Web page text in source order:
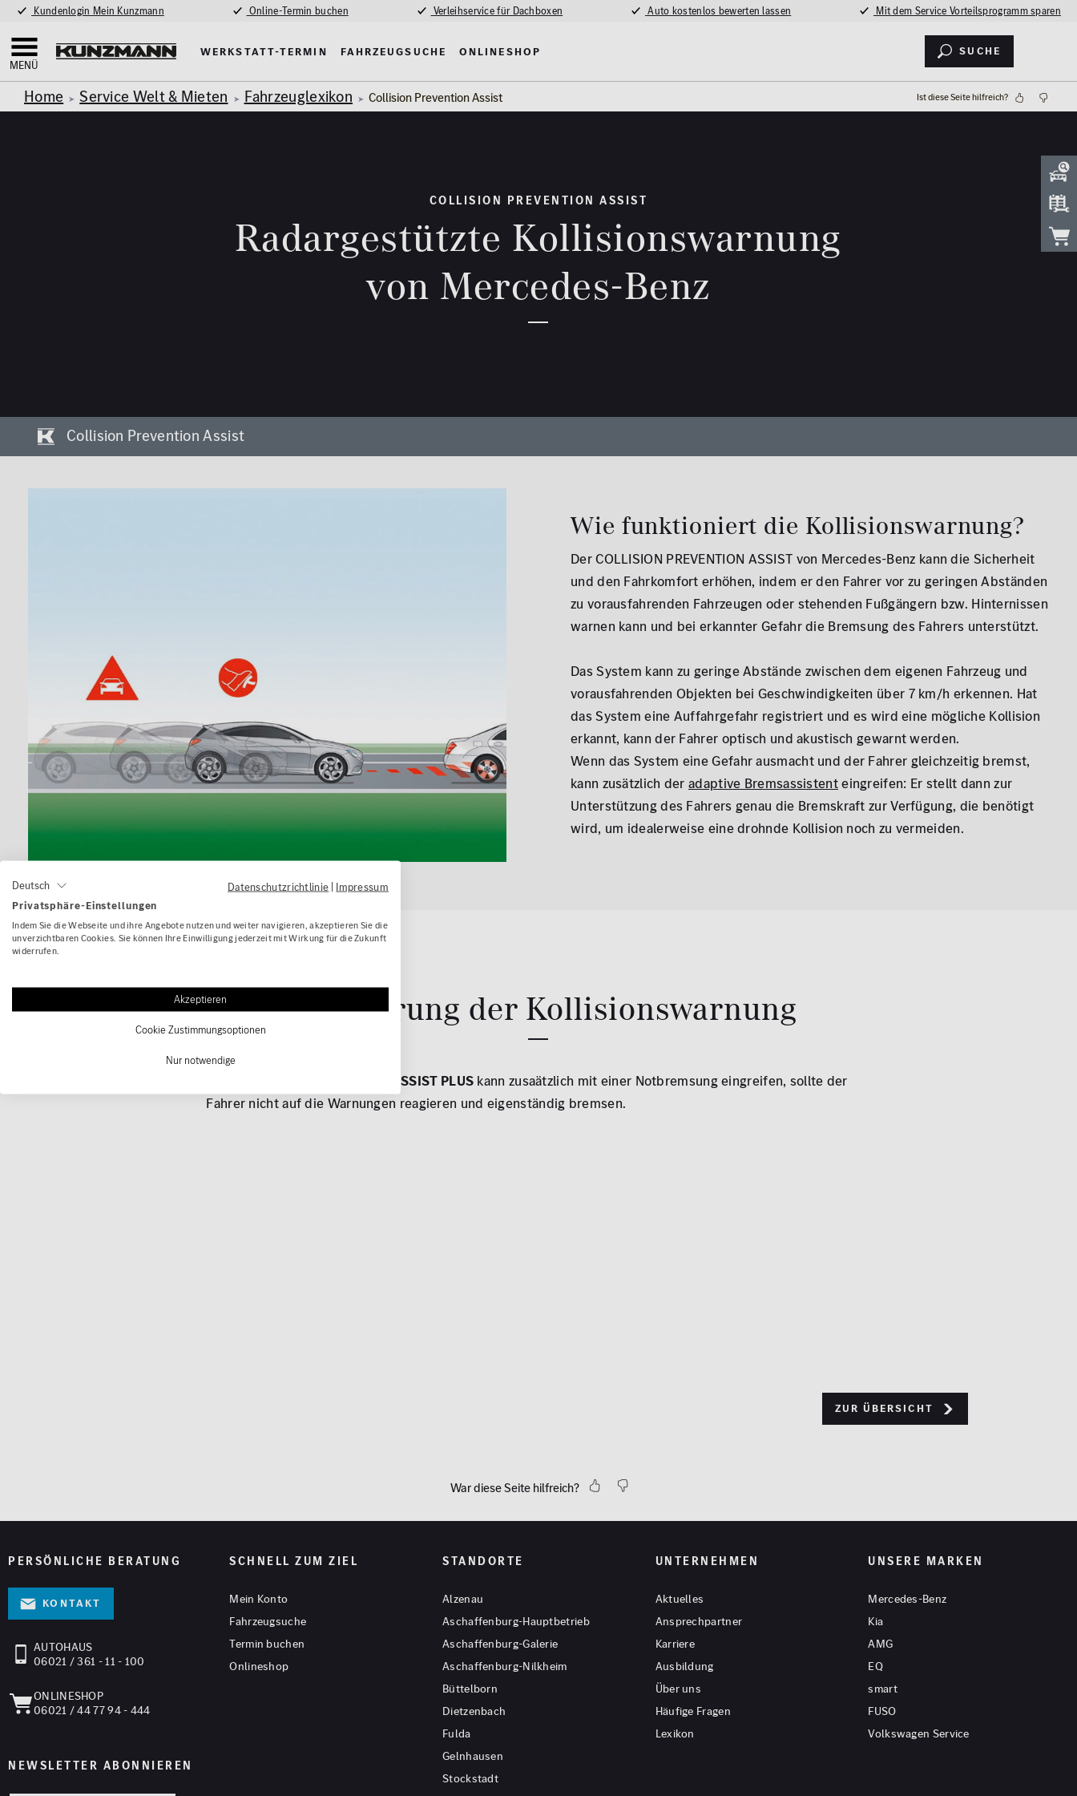
Kundenlogin Mein Kunzmann Online-Termin buchen Verleihservice für Dachboxen Auto kostenlos bewerten lassen Mit dem Service Vorteilsprogramm sparen
MENÜ
Werkstatt-Termin Fahrzeugsuche Onlineshop Suche
Home Service Welt & Mieten Fahrzeuglexikon Collision Prevention Assist Ist diese Seite hilfreich?
COLLISION PREVENTION ASSIST
Radargestützte Kollisionswarnung
von Mercedes-Benz
Collision Prevention Assist
Wie funktioniert die Kollisionswarnung?
Der COLLISION PREVENTION ASSIST von Mercedes-Benz kann die Sicherheit
und den Fahrkomfort erhöhen, indem er den Fahrer vor zu geringen Abständen
zu vorausfahrenden Fahrzeugen oder stehenden Fußgängern bzw. Hinternissen
warnen kann und bei erkannter Gefahr die Bremsung des Fahrers unterstützt.
Das System kann zu geringe Abstände zwischen dem eigenen Fahrzeug und
vorausfahrenden Objekten bei Geschwindigkeiten über 7 km/h erkennen. Hat
das System eine Auffahrgefahr registriert und es wird eine mögliche Kollision
erkannt, kann der Fahrer optisch und akustisch gewarnt werden.
Wenn das System eine Gefahr ausmacht und der Fahrer gleichzeitig bremst,
kann zusätzlich deradaptive Bremsassistenteingreifen: Er stellt dann zur
Unterstützung des Fahrers genau die Bremskraft zur Verfügung, die benötigt
wird, um idealerweise eine drohnde Kollision noch zu vermeiden.
Erweiterung der Kollisionswarnung
COLLISION PREVENTION ASSIST PLUS kann zusaätzlich mit einer Notbremsung eingreifen, sollte der
Fahrer nicht auf die Warnungen reagieren und eigenständig bremsen.
Zur Übersicht
War diese Seite hilfreich?
PERSÖNLICHE BERATUNG
Kontakt
AUTOHAUS
06021 / 361 - 11 - 100
ONLINESHOP
06021 / 44 77 94 - 444
NEWSLETTER ABONNIEREN
SCHNELL ZUM ZIEL
Mein Konto
Fahrzeugsuche
Termin buchen
Onlineshop
STANDORTE
Alzenau
Aschaffenburg-Hauptbetrieb
Aschaffenburg-Galerie
Aschaffenburg-Nilkheim
Büttelborn
Dietzenbach
Fulda
Gelnhausen
Stockstadt
UNTERNEHMEN
Aktuelles
Ansprechpartner
Karriere
Ausbildung
Über uns
Häufige Fragen
Lexikon
UNSERE MARKEN
Mercedes-Benz
Kia
AMG
EQ
smart
FUSO
Volkswagen Service
Deutsch Datenschutzrichtlinie | Impressum
Privatsphäre-Einstellungen
Indem Sie die Webseite und ihre Angebote nutzen und weiter navigieren, akzeptieren Sie die
unverzichtbaren Cookies. Sie können Ihre Einwilligung jederzeit mit Wirkung für die Zukunft
widerrufen.
Akzeptieren
Cookie Zustimmungsoptionen
Nur notwendige